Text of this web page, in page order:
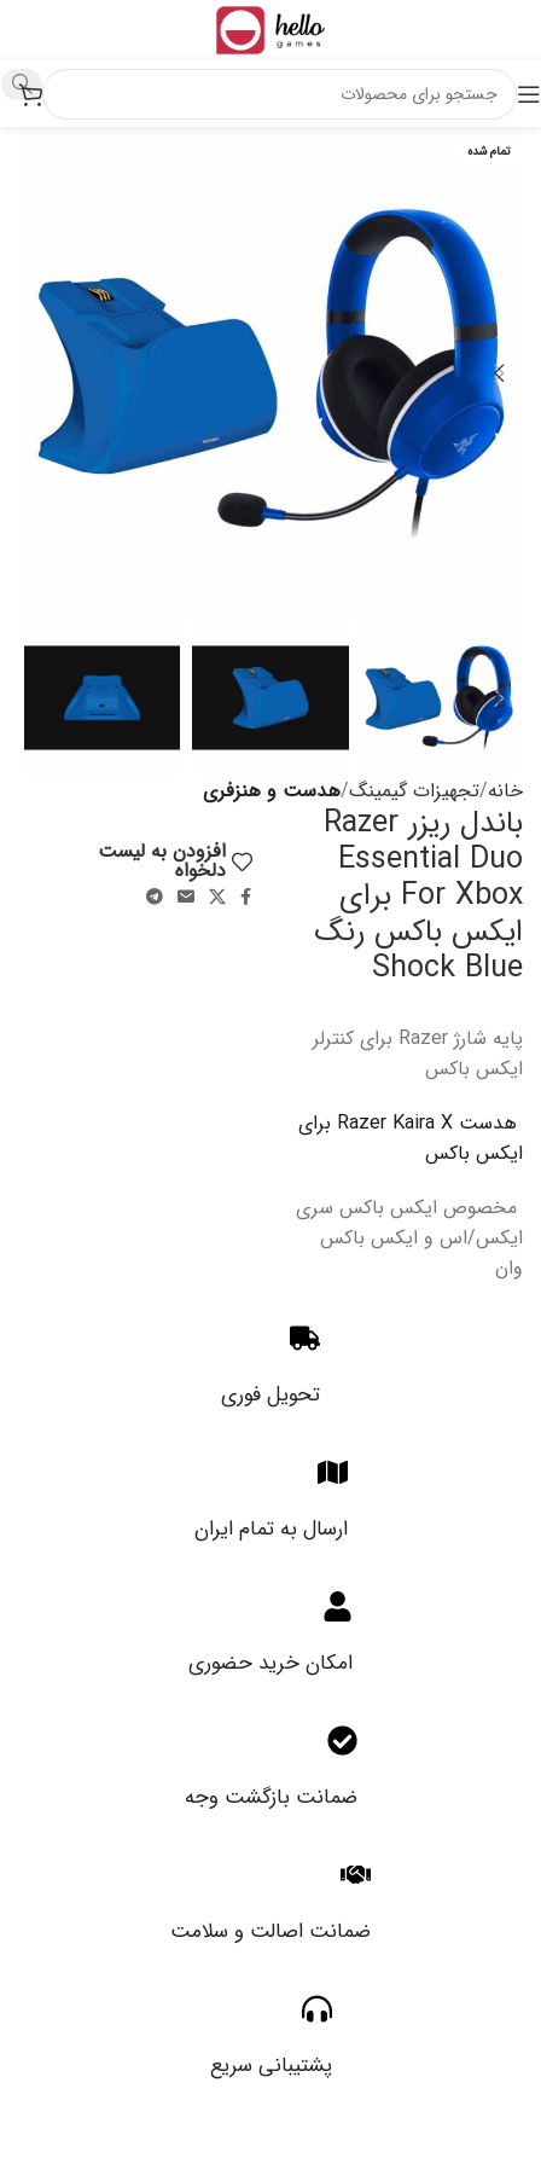
تمام شده
خانه تجهیزات گیمینگ هدست و هنزفری
باندل ریزر Razer
Essential Duo
For Xbox برای
ایکس باکس رنگ
Shock Blue
پایه شارژ Razer برای کنترلر
ایکس باکس
هدست Razer Kaira X برای
ایکس باکس
مخصوص ایکس باکس سری
ایکس/اس و ایکس باکس
وان
افزودن به لیست
دلخواه
تحویل فوری
ارسال به تمام ایران
امکان خرید حضوری
ضمانت بازگشت وجه
ضمانت اصالت و سلامت
پشتیبانی سریع